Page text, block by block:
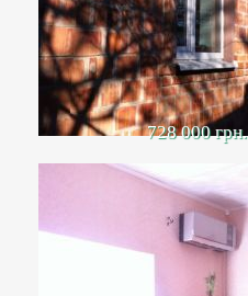
728 000